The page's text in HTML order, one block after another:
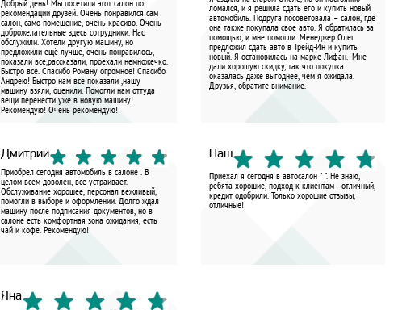
Добрый день! Мы посетили этот салон по
рекомендации друзей. Очень понравился сам
салон, само помещение, очень красиво. Очень
доброжелательные здесь сотрудники. Нас
обслужили. Хотели другую машину, но
предложили ещё лучше, очень понравилось,
показали все,рассказали, проехали немножечко.
Быстро все. Спасибо Роману огромное! Спасибо
Андрею! Быстро нам все показали ,нашу
машину взяли, оценили. Помогли нам оттуда
вещи перенести уже в новую машину!
Рекомендую! Очень рекомендую!
ломался, и я решила сдать его и купить новый
автомобиль. Подруга посоветовала – салон, где
она также покупала свое авто. Я обратилась за
помощью, и мне помогли. Менеджер Олег
предложил сдать авто в Трейд-Ин и купить
новый. Я остановилась на марке Лифан. Мне
дали хорошую скидку, так что покупка
оказалась даже выгоднее, чем я ожидала.
Друзья, обратите внимание.
Дмитрий
Приобрел сегодня автомобиль в салоне . В
целом всем доволен, все устраивает.
Обслуживание хорошее, персонал вежливый,
помогли в выборе и оформлении. Долго ждал
машину после подписания документов, но в
салоне есть комфортная зона ожидания, есть
чай и кофе. Рекомендую!
Наш
Приехал я сегодня в автосалон " ". Не знаю,
ребята хорошие, подход к клиентам - отличный,
кредит одобрили. Только хорошие отзывы,
отличные!
Яна